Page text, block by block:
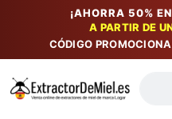
¡AHORRA 50%
A PARTIR DE
CÓDIGO